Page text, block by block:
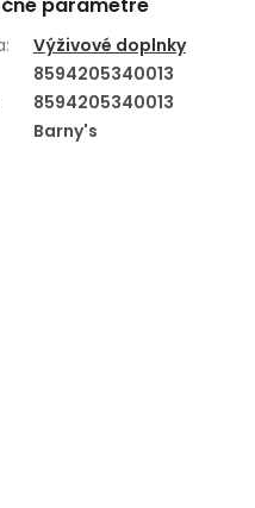
parametre
:
Výživové doplnky
8594205340013
8594205340013
Barny's